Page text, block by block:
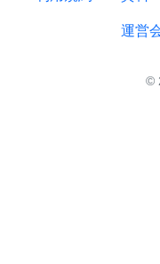
運営
©